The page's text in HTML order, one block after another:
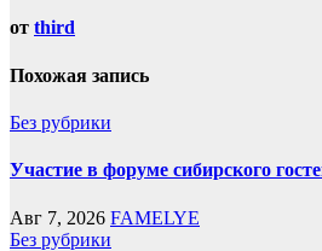
от third
Похожая запись
Без рубрики
Участие в форуме сибирского
Авг 7, 2026 FAMELYE
Без рубрики